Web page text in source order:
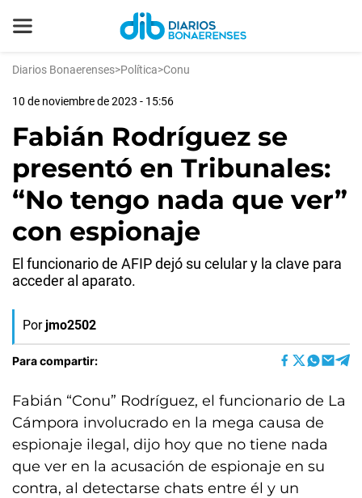
Diarios Bonaerenses>Política>Conu
10 de noviembre de 2023 - 15:56
Fabián Rodríguez se
presentó en Tribunales:
“No tengo nada que ver”
con espionaje
El funcionario de AFIP dejó su celular y la clave para
acceder al aparato.
Por jmo2502
Para compartir:
Fabián “Conu” Rodríguez, el funcionario de La
Cámpora involucrado en la mega causa de
espionaje ilegal, dijo hoy que no tiene nada
que ver en la acusación de espionaje en su
contra, al detectarse chats entre él y un